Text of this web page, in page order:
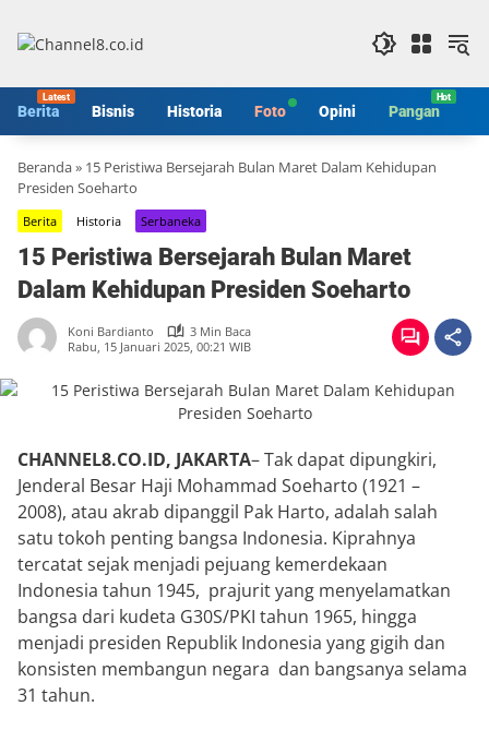
konten
Berita Bisnis Historia Foto Opini Pangan
Beranda» 15 Peristiwa Bersejarah Bulan Maret Dalam Kehidupan
Presiden Soeharto
Berita Historia Serbaneka
15 Peristiwa Bersejarah Bulan Maret
Dalam Kehidupan Presiden Soeharto
Koni Bardianto
3 Min Baca
Rabu, 15 Januari 2025, 00:21 WIB
CHANNEL8.CO.ID, JAKARTA– Tak dapat dipungkiri,
Jenderal Besar Haji Mohammad Soeharto (1921 –
2008), atau akrab dipanggil Pak Harto, adalah salah
satu tokoh penting bangsa Indonesia. Kiprahnya
tercatat sejak menjadi pejuang kemerdekaan
Indonesia tahun 1945, prajurit yang menyelamatkan
bangsa dari kudeta G30S/PKI tahun 1965, hingga
menjadi presiden Republik Indonesia yang gigih dan
konsisten membangun negara dan bangsanya selama
31 tahun.